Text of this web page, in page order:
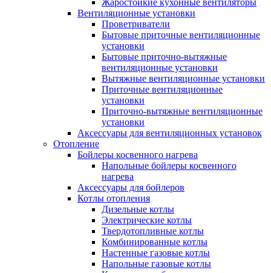
Жаростойкие кухонные вентиляторы
Вентиляционные установки
Проветриватели
Бытовые приточные вентиляционные
установки
Бытовые приточно-вытяжные
вентиляционные установки
Вытяжные вентиляционные установки
Приточные вентиляционные
установки
Приточно-вытяжные вентиляционные
установки
Аксессуары для вентиляционных установок
Отопление
Бойлеры косвенного нагрева
Напольные бойлеры косвенного
нагрева
Аксессуары для бойлеров
Котлы отопления
Дизельные котлы
Электрические котлы
Твердотопливные котлы
Комбинированные котлы
Настенные газовые котлы
Напольные газовые котлы